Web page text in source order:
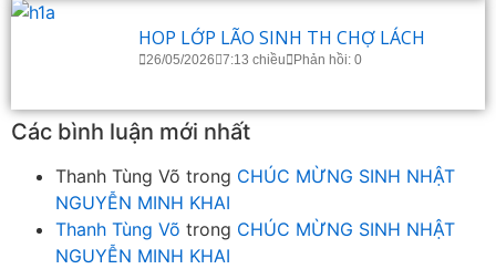
HOP LỚP LÃO SINH TH CHỢ LÁCH
26/05/2026 7:13 chiều Phản hồi: 0
Các bình luận mới nhất
Thanh Tùng Võ trong CHÚC MỪNG SINH NHẬT
NGUYỄN MINH KHAI
Thanh Tùng Võ trong CHÚC MỪNG SINH NHẬT
NGUYỄN MINH KHAI